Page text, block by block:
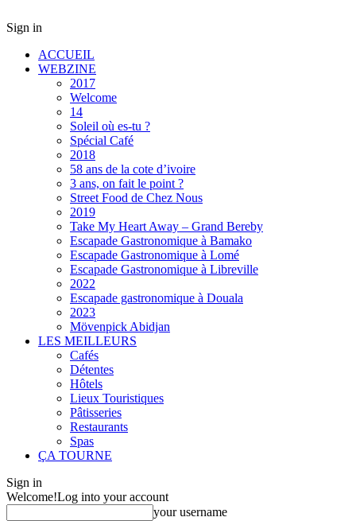
Sign in
ACCUEIL
WEBZINE
2017
Welcome
14
Soleil où es-tu ?
Spécial Café
2018
58 ans de la cote d’ivoire
3 ans, on fait le point ?
Street Food de Chez Nous
2019
Take My Heart Away – Grand Bereby
Escapade Gastronomique à Bamako
Escapade Gastronomique à Lomé
Escapade Gastronomique à Libreville
2022
Escapade gastronomique à Douala
2023
Mövenpick Abidjan
LES MEILLEURS
Cafés
Détentes
Hôtels
Lieux Touristiques
Pâtisseries
Restaurants
Spas
ÇA TOURNE
Sign in
Welcome!Log into your account
your username